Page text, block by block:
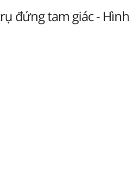
đứng tam giác - Hình